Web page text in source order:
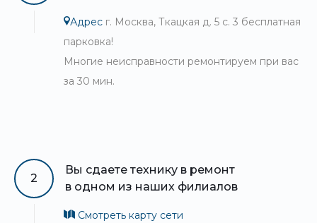
Адрес г. Москва, Ткацкая д. 5 с. 3 бесплатная
парковка!
Многие неисправности ремонтируем при вас
за 30 мин.
2
Вы сдаете технику в ремонт
в одном из наших филиалов
Смотреть карту сети